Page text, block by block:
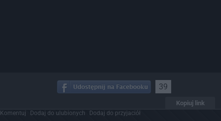
39
Kopiuj link
Komentuj Dodaj do ulubionych Dodaj do przyjaciół